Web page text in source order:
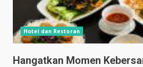
Hotel dan Restoran
Hangatkan Momen